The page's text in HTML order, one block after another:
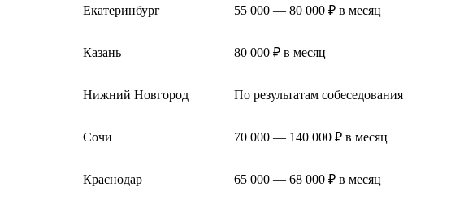
Екатеринбург 55 000 — 80 000 ₽ в месяц
Казань 80 000 ₽ в месяц
Нижний Новгород По результатам собеседования
Сочи 70 000 — 140 000 ₽ в месяц
Краснодар 65 000 — 68 000 ₽ в месяц